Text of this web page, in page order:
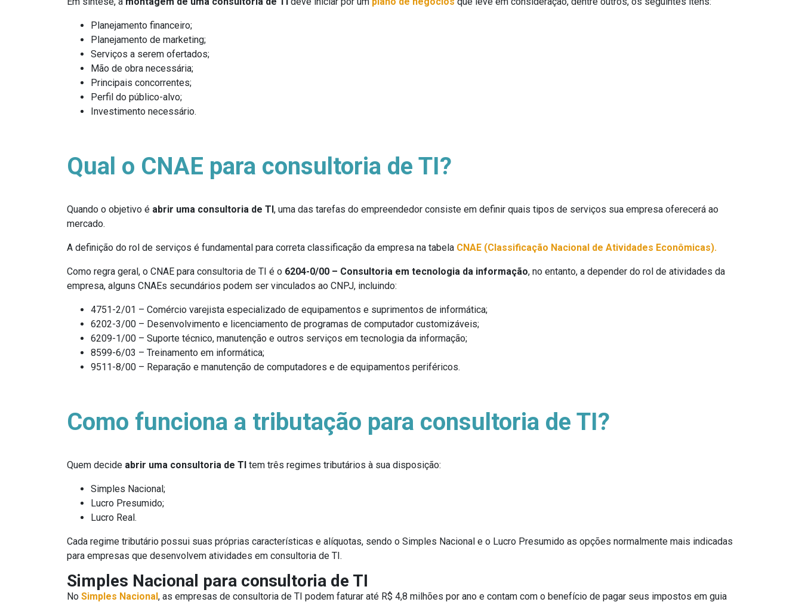
Planejamento financeiro;
Planejamento de marketing;
Serviços a serem ofertados;
Mão de obra necessária;
Principais concorrentes;
Perfil do público-alvo;
Investimento necessário.
Qual o CNAE para consultoria de TI?
Quando o objetivo é abrir uma consultoria de TI, uma das tarefas do empreendedor consiste em definir quais tipos de serviços sua empresa oferecerá ao
mercado.
A definição do rol de serviços é fundamental para correta classificação da empresa na tabela CNAE (Classificação Nacional de Atividades Econômicas).
Como regra geral, o CNAE para consultoria de TI é o 6204-0/00 – Consultoria em tecnologia da informação, no entanto, a depender do rol de atividades da
empresa, alguns CNAEs secundários podem ser vinculados ao CNPJ, incluindo:
4751-2/01 – Comércio varejista especializado de equipamentos e suprimentos de informática;
6202-3/00 – Desenvolvimento e licenciamento de programas de computador customizáveis;
6209-1/00 – Suporte técnico, manutenção e outros serviços em tecnologia da informação;
8599-6/03 – Treinamento em informática;
9511-8/00 – Reparação e manutenção de computadores e de equipamentos periféricos.
Como funciona a tributação para consultoria de TI?
Quem decide abrir uma consultoria de TI tem três regimes tributários à sua disposição:
Simples Nacional;
Lucro Presumido;
Lucro Real.
Cada regime tributário possui suas próprias características e alíquotas, sendo o Simples Nacional e o Lucro Presumido as opções normalmente mais indicadas
para empresas que desenvolvem atividades em consultoria de TI.
Simples Nacional para consultoria de TI
No Simples Nacional, as empresas de consultoria de TI podem faturar até R$ 4,8 milhões por ano e contam com o benefício de pagar seus impostos em guia